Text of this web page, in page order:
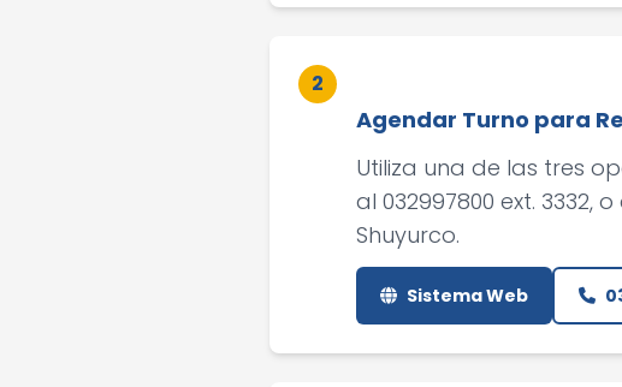
2
Agendar Turno para
Utiliza una de las tres
al 032997800 ext. 3332,
Shuyurco.
Sistema Web